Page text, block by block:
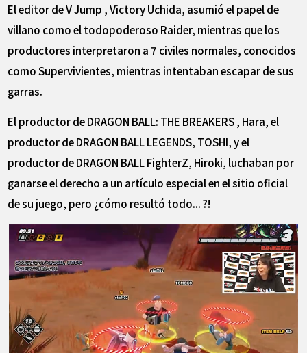
El editor de V Jump , Victory Uchida, asumió el papel de
villano como el todopoderoso Raider, mientras que los
productores interpretaron a 7 civiles normales, conocidos
como Supervivientes, mientras intentaban escapar de sus
garras.
El productor de DRAGON BALL: THE BREAKERS , Hara, el
productor de DRAGON BALL LEGENDS, TOSHI, y el
productor de DRAGON BALL FighterZ, Hiroki, luchaban por
ganarse el derecho a un artículo especial en el sitio oficial
de su juego, pero ¿cómo resultó todo... ?!